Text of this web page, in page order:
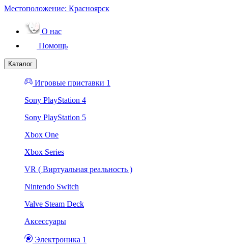
Местоположение: Красноярск
О нас
Помощь
Каталог
Игровые приставки 1
Sony PlayStation 4
Sony PlayStation 5
Xbox One
Xbox Series
VR ( Виртуальная реальность )
Nintendo Switch
Valve Steam Deck
Аксессуары
Электроника 1